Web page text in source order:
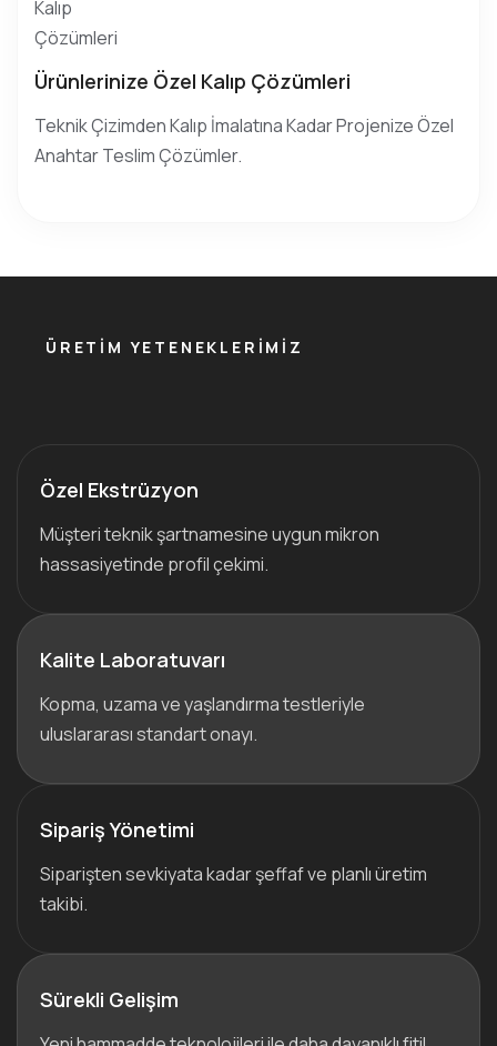
Ürünlerinize Özel Kalıp Çözümleri
Teknik Çizimden Kalıp İmalatına Kadar Projenize Özel
Anahtar Teslim Çözümler.
ÜRETIM YETENEKLERIMIZ
Özel Ekstrüzyon
Müşteri teknik şartnamesine uygun mikron
hassasiyetinde profil çekimi.
Kalite Laboratuvarı
Kopma, uzama ve yaşlandırma testleriyle
uluslararası standart onayı.
Sipariş Yönetimi
Siparişten sevkiyata kadar şeffaf ve planlı üretim
takibi.
Sürekli Gelişim